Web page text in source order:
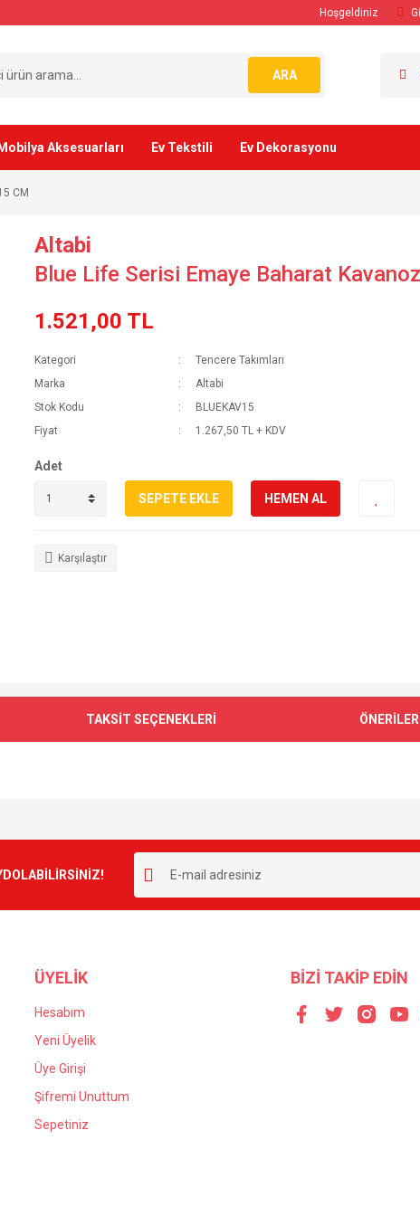
Hoşgeldiniz
ARA
Aksesuarları Ev Tekstili Ev Dekorasyonu
CM
Altabi
Blue Life Serisi Emaye Baharat
1.521,00 TL
Kategori
Tencere Takımları
Marka
Altabi
Stok Kodu
BLUEKAV15
Fiyat
1.267,50 TL + KDV
Adet
SEPETE EKLE HEMEN AL
Karşılaştır
TAKSİT SEÇENEKLERİ
Gönder
ÜYELİK
Hesabım
Yeni Üyelik
Üye Girişi
Şifremi Unuttum
Sepetiniz
BİZİ TAKİP EDİN